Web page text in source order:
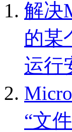
解决
的某
运行
“文